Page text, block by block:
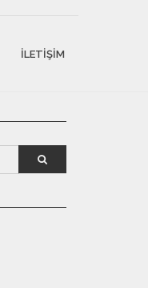
İLETIŞIM